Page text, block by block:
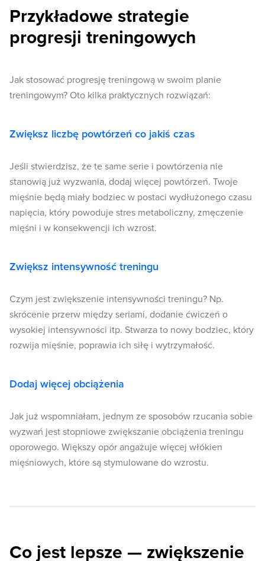
Przykładowe strategie
progresji treningowych
Jak stosować progresję treningową w swoim planie
treningowym? Oto kilka praktycznych rozwiązań:
Zwiększ liczbę powtórzeń co jakiś czas
Jeśli stwierdzisz, że te same serie i powtórzenia nie
stanowią już wyzwania, dodaj więcej powtórzeń. Twoje
mięśnie będą miały bodziec w postaci wydłużonego czasu
napięcia, który powoduje stres metaboliczny, zmęczenie
mięśni i w konsekwencji ich wzrost.
Zwiększ intensywność treningu
Czym jest zwiększenie intensywności treningu? Np.
skrócenie przerw między seriami, dodanie ćwiczeń o
wysokiej intensywności itp. Stwarza to nowy bodziec, który
rozwija mięśnie, poprawia ich siłę i wytrzymałość.
Dodaj więcej obciążenia
Jak już wspomniałam, jednym ze sposobów rzucania sobie
wyzwań jest stopniowe zwiększanie obciążenia treningu
oporowego. Większy opór angażuje więcej włókien
mięśniowych, które są stymulowane do wzrostu.
Co jest lepsze — zwiększenie